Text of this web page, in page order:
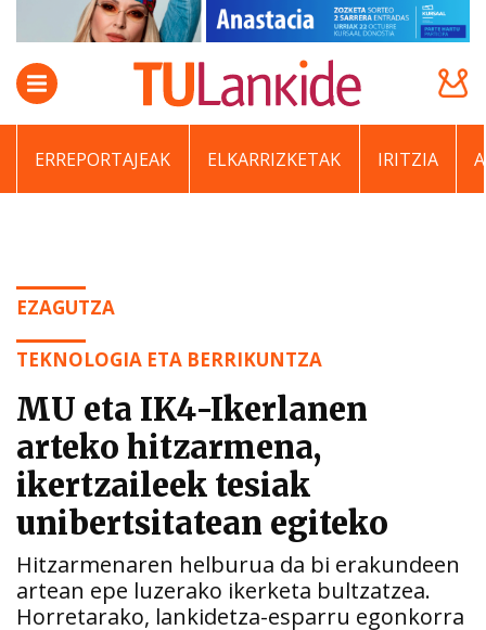
ERREPORTAJEAK ELKARRIZKETAK IRITZIA
EZAGUTZA
TEKNOLOGIA ETA BERRIKUNTZA
MU eta IK4-Ikerlanen
arteko hitzarmena,
ikertzaileek tesiak
unibertsitatean egiteko
Hitzarmenaren helburua da bi erakundeen
artean epe luzerako ikerketa bultzatzea.
Horretarako, lankidetza-esparru egonkorra